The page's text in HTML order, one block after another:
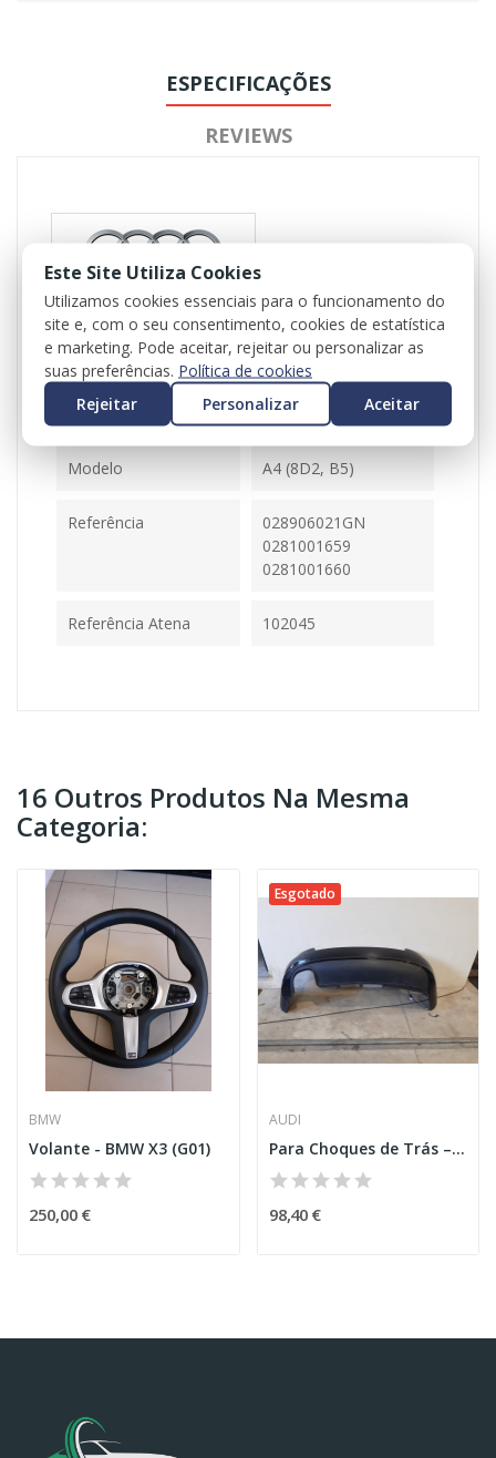
ESPECIFICAÇÕES
REVIEWS
Referência 102045
Disponível 1 Item
Ficha Informativa
Modelo A4 (8D2, B5)
Referência
028906021GN
0281001659
0281001660
Referência Atena 102045
16 Outros Produtos Na Mesma
Categoria:
BMW
Volante - BMW X3 (G01)
250,00 €
Esgotado
AUDI
Para Choques de Trás – AUDI A5 SPORTBACK (8TA)
98,40 €
Este Site Utiliza Cookies
Utilizamos cookies essenciais para o funcionamento do
site e, com o seu consentimento, cookies de estatística
e marketing. Pode aceitar, rejeitar ou personalizar as
suas preferências. Política de cookies
Rejeitar
Personalizar Aceitar